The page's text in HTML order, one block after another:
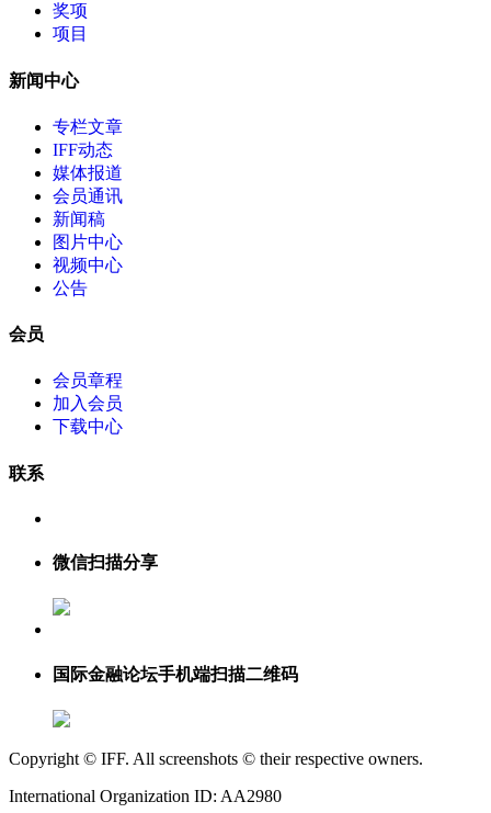
奖项
项目
新闻中心
专栏文章
IFF动态
媒体报道
会员通讯
新闻稿
图片中心
视频中心
公告
会员
会员章程
加入会员
下载中心
联系
微信扫描分享
国际金融论坛手机端扫描二维码
Copyright © IFF. All screenshots © their respective owners.
International Organization ID: AA2980